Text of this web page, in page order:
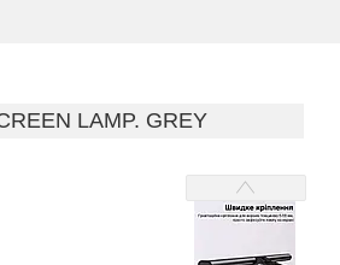
LAMP. GREY